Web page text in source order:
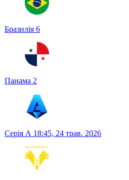
Бразилія 6
Панама 2
Серія А 18:45, 24 трав. 2026